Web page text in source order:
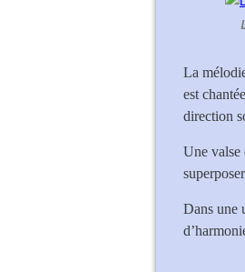
La
est
direction
Une valse
Dans une